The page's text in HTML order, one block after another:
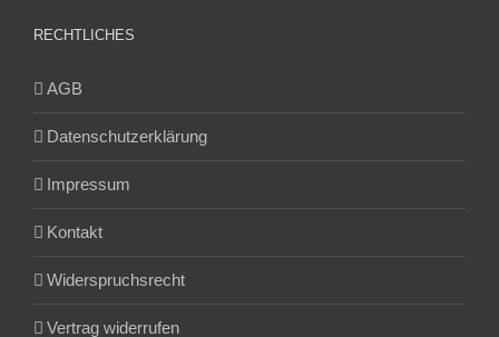
RECHTLICHES
AGB
Datenschutzerklärung
Impressum
Kontakt
Widerspruchsrecht
Vertrag widerrufen